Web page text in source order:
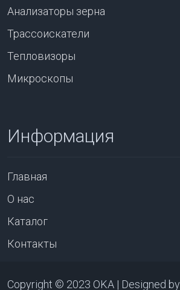
Анализаторы зерна
Трассоискатели
Тепловизоры
Микроскопы
Информация
Главная
О нас
Каталог
Контакты
Copyright © 2023 OKA | Designed by